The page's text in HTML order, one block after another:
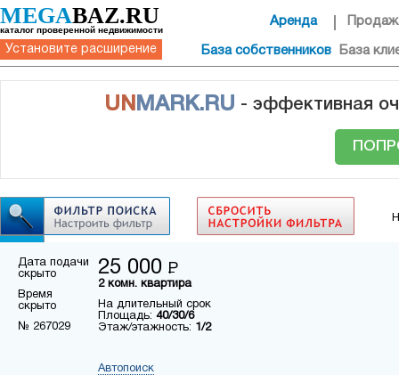
MEGABAZ.RU
каталог проверенной недвижимости
Установите расширение
Аренда
База собственников База
UN MARK.RU - эффективная
Дата подачи
скрыто
Время
скрыто
№ 267029
25 000 Р
2 комн. квартира
На длительный срок
Площадь: 40/30/6
Этаж/этажность: 1/2
Автопоиск